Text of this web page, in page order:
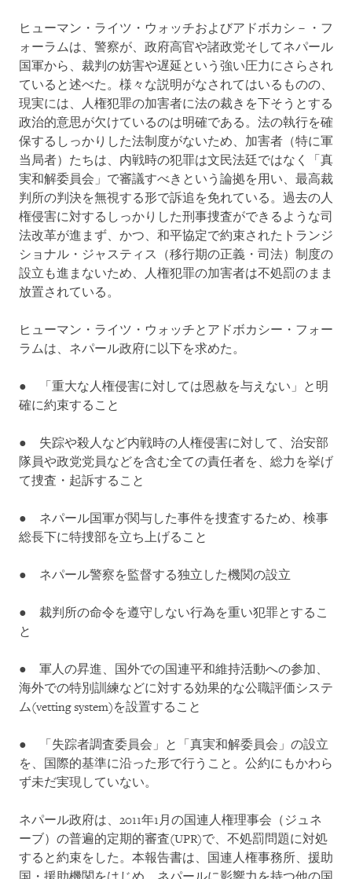
ヒューマン・ライツ・ウォッチおよびアドボカシ－・フ
ォーラムは、警察が、政府高官や諸政党そしてネパール
国軍から、裁判の妨害や遅延という強い圧力にさらされ
ていると述べた。様々な説明がなされてはいるものの、
現実には、人権犯罪の加害者に法の裁きを下そうとする
政治的意思が欠けているのは明確である。法の執行を確
保するしっかりした法制度がないため、加害者（特に軍
当局者）たちは、内戦時の犯罪は文民法廷ではなく「真
実和解委員会」で審議すべきという論拠を用い、最高裁
判所の判決を無視する形で訴追を免れている。過去の人
権侵害に対するしっかりした刑事捜査ができるような司
法改革が進まず、かつ、和平協定で約束されたトランジ
ショナル・ジャスティス（移行期の正義・司法）制度の
設立も進まないため、人権犯罪の加害者は不処罰のまま
放置されている。
ヒューマン・ライツ・ウォッチとアドボカシー・フォー
ラムは、ネパール政府に以下を求めた。
● 「重大な人権侵害に対しては恩赦を与えない」と明
確に約束すること
● 失踪や殺人など内戦時の人権侵害に対して、治安部
隊員や政党党員などを含む全ての責任者を、総力を挙げ
て捜査・起訴すること
● ネパール国軍が関与した事件を捜査するため、検事
総長下に特捜部を立ち上げること
● ネパール警察を監督する独立した機関の設立
● 裁判所の命令を遵守しない行為を重い犯罪とするこ
と
● 軍人の昇進、国外での国連平和維持活動への参加、
海外での特別訓練などに対する効果的な公職評価システ
ム(vetting system)を設置すること
● 「失踪者調査委員会」と「真実和解委員会」の設立
を、国際的基準に沿った形で行うこと。公約にもかわら
ず未だ実現していない。
ネパール政府は、2011年1月の国連人権理事会（ジュネ
ーブ）の普遍的定期的審査(UPR)で、不処罰問題に対処
すると約束をした。本報告書は、国連人権事務所、援助